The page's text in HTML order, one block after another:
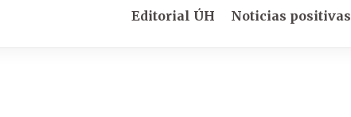
Editorial ÚH Noticias positivas